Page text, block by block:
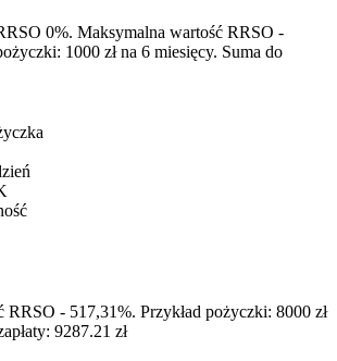
0%. Maksymalna wartość RRSO -
1000 zł na 6 miesięcy. Suma do
RRSO - 517,31%. Przykład pożyczki: 8000 zł
9287.21 zł